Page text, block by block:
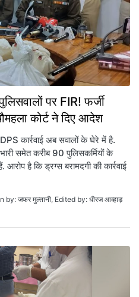
पर FIR! फर्जी
कोर्ट ने दिए आदेश
कार्रवाई अब सवालों के घेरे में है.
समेत करीब 90 पुलिसकर्मियों के
है कि ड्रग्स बरामदगी की कार्रवाई
by: जफर मुल्तानी, Edited by: धीरज आव्हाड़